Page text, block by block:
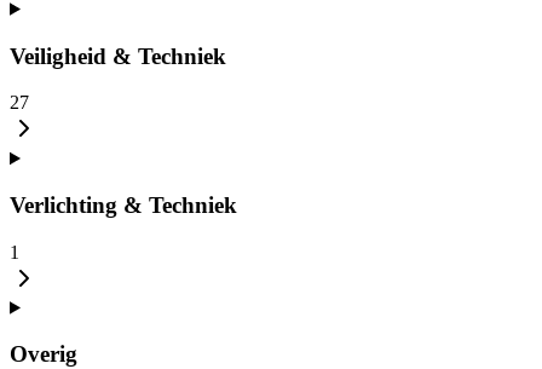
Veiligheid & Techniek
27
Verlichting & Techniek
1
Overig